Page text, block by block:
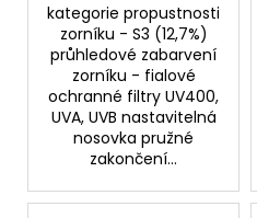
kategorie propustnosti
zorníku - S3 (12,7%)
průhledové zabarvení
zorníku - fialové
ochranné filtry UV400,
UVA, UVB nastavitelná
nosovka pružné
zakončení...